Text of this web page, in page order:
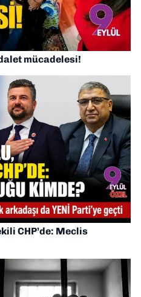
mücadelesi!
CHP’de: Meclis